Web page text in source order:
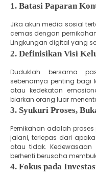
​1. Batasi Paparan
​Jika akun media sosial
cemas dengan
Lingkungan digital yang
​2. Definisikan Visi
​Duduklah bersama
sebenarnya penting bagi
atau kedekatan
biarkan orang luar
​3. Syukuri Proses,
​Pernikahan adalah
jalani, terlepas dari
atau tidak.
berhenti berusaha
​4. Fokus pada